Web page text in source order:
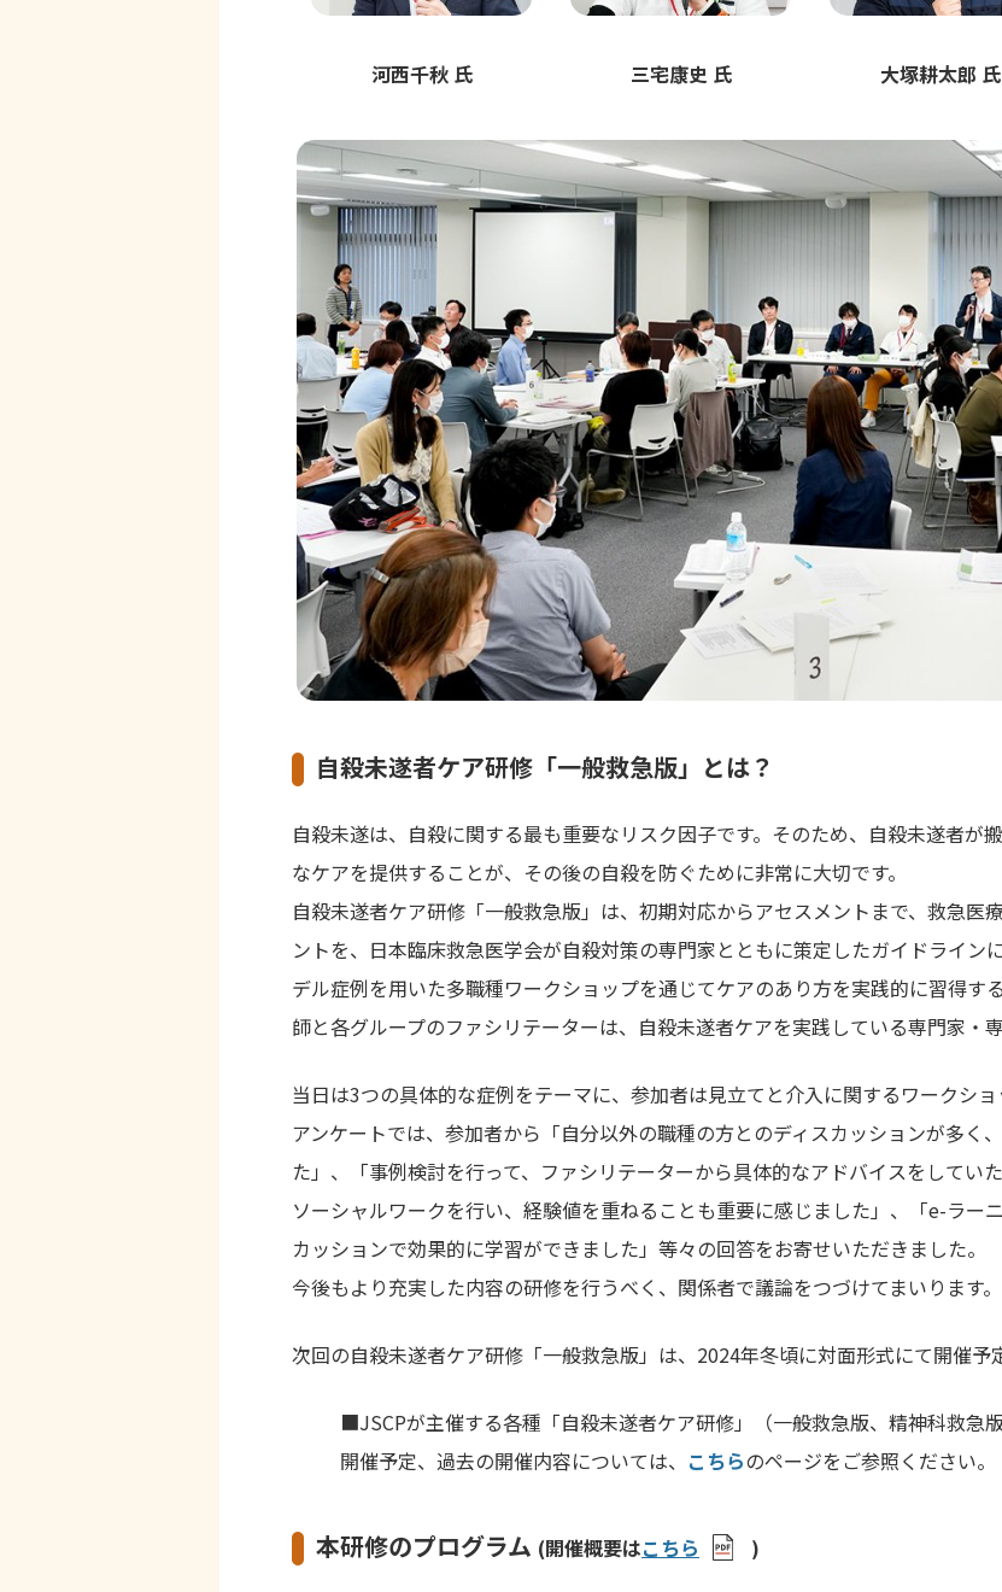
河西千秋 氏 三宅康史 氏 大塚耕太郎 氏
自殺未遂者ケア研修「一般救急版」とは？
自殺未遂は、自殺に関する最も重要なリスク因子です。そのため、自殺未遂者が
なケアを提供することが、その後の自殺を防ぐために非常に大切です。
自殺未遂者ケア研修「一般救急版」は、初期対応からアセスメントまで、救急医
ントを、日本臨床救急医学会が自殺対策の専門家とともに策定したガイドライン
デル症例を用いた多職種ワークショップを通じてケアのあり方を実践的に習得す
師と各グループのファシリテーターは、自殺未遂者ケアを実践している専門家・
当日は3つの具体的な症例をテーマに、参加者は見立てと介入に関するワークシ
アンケートでは、参加者から「自分以外の職種の方とのディスカッションが多く
た」、「事例検討を行って、ファシリテーターから具体的なアドバイスをしてい
ソーシャルワークを行い、経験値を重ねることも重要に感じました」、「e-ラー
カッションで効果的に学習ができました」等々の回答をお寄せいただきました。
今後もより充実した内容の研修を行うべく、関係者で議論をつづけてまいります。
次回の自殺未遂者ケア研修「一般救急版」は、 2024年冬頃に対面形式にて開催予
■JSCPが主催する各種「自殺未遂者ケア研修」（一般救急版、精神科救急
開催予定、過去の開催内容については、 こちらのページをご参照ください。
本研修のプログラム (開催概要はこちら )